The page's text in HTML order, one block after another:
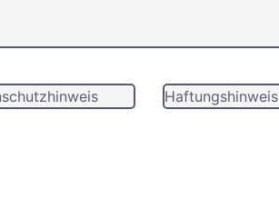
Haftungshinweis